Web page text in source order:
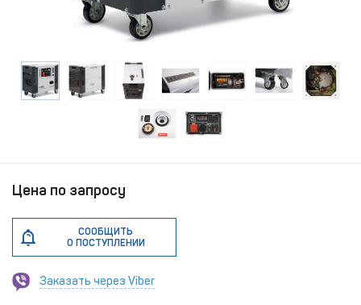
Цена по запросу
СООБЩИТЬ
О ПОСТУПЛЕНИИ
Заказать через Viber